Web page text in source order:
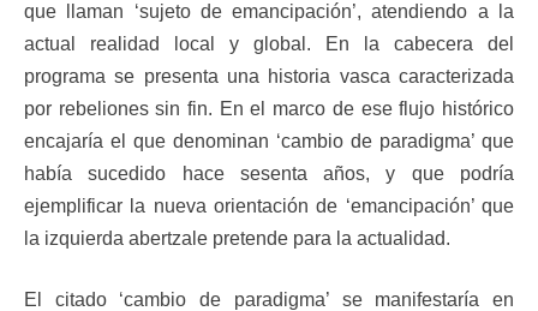
que llaman ‘sujeto de emancipación’, atendiendo a la
actual realidad local y global. En la cabecera del
programa se presenta una historia vasca caracterizada
por rebeliones sin fin. En el marco de ese flujo histórico
encajaría el que denominan ‘cambio de paradigma’ que
había sucedido hace sesenta años, y que podría
ejemplificar la nueva orientación de ‘emancipación’ que
la izquierda abertzale pretende para la actualidad.
El citado ‘cambio de paradigma’ se manifestaría en